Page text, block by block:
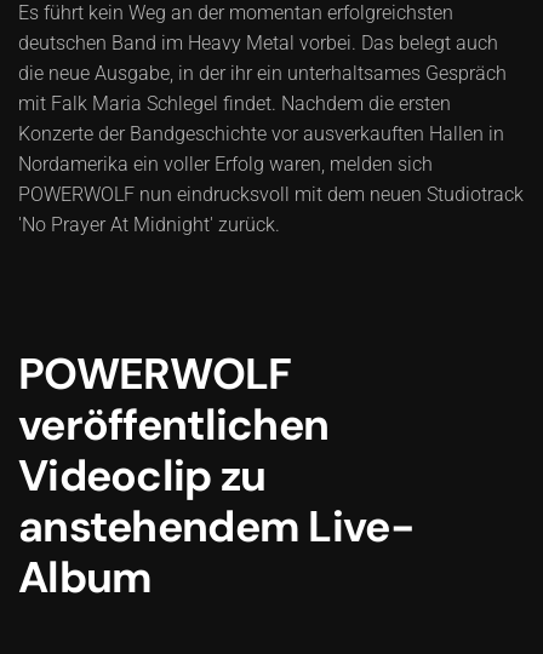
Es führt kein Weg an der momentan erfolgreichsten
deutschen Band im Heavy Metal vorbei. Das belegt auch
die neue Ausgabe, in der ihr ein unterhaltsames Gespräch
mit Falk Maria Schlegel findet. Nachdem die ersten
Konzerte der Bandgeschichte vor ausverkauften Hallen in
Nordamerika ein voller Erfolg waren, melden sich
POWERWOLF nun eindrucksvoll mit dem neuen Studiotrack
'No Prayer At Midnight' zurück.
POWERWOLF
veröffentlichen
Videoclip zu
anstehendem Live-
Album